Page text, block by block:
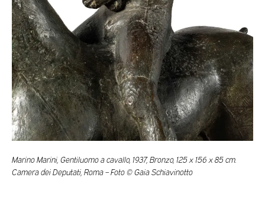
Marino Marini, Gentiluomo a cavallo, 1937, Bronzo, 125 x 156 x 85 cm.
Camera dei Deputati, Roma – Foto © Gaia Schiavinotto